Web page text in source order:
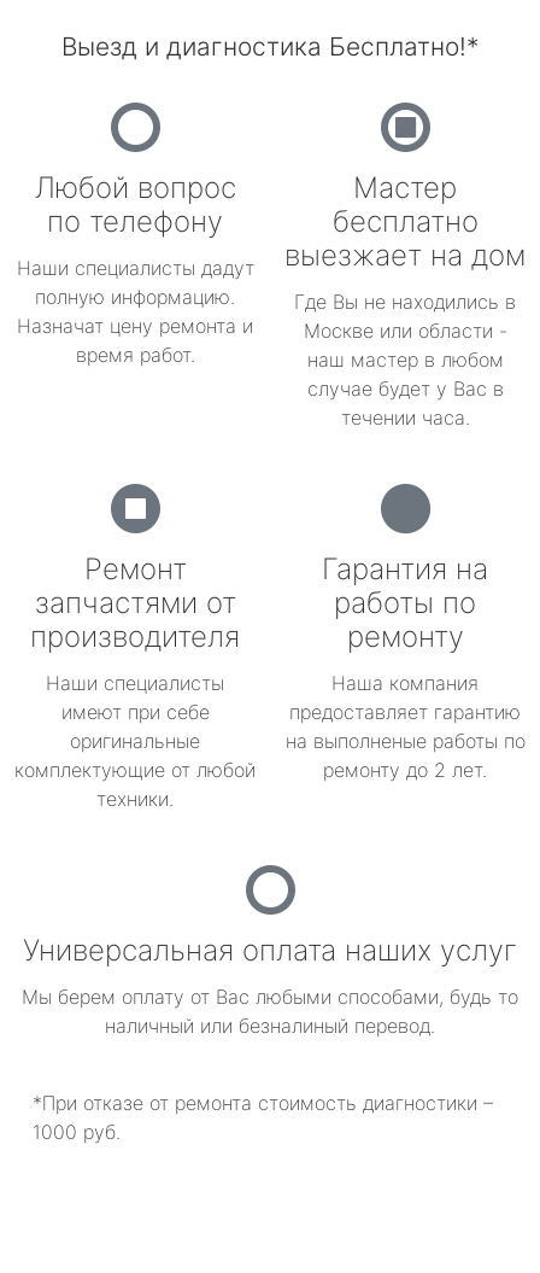
Выезд и диагностика Бесплатно!*
Любой вопрос
по телефону
Наши специалисты дадут
полную информацию.
Назначат цену ремонта и
время работ.
Мастер
бесплатно
выезжает на дом
Где Вы не находились в
Москве или области -
наш мастер в любом
случае будет у Вас в
течении часа.
Ремонт
запчастями от
производителя
Наши специалисты
имеют при себе
оригинальные
комплектующие от любой
техники.
Гарантия на
работы по
ремонту
Наша компания
предоставляет гарантию
на выполненые работы по
ремонту до 2 лет.
Универсальная оплата наших услуг
Мы берем оплату от Вас любыми способами, будь то
наличный или безналиный перевод.
*При отказе от ремонта стоимость диагностики –
1000 руб.